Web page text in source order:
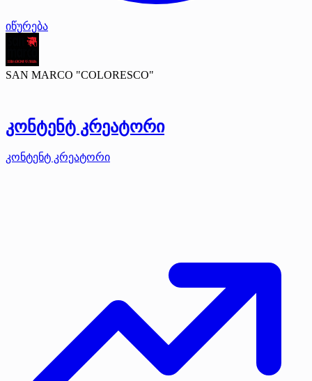
იწურება
SAN MARCO "COLORESCO"
კონტენტ კრეატორი
კონტენტ კრეატორი